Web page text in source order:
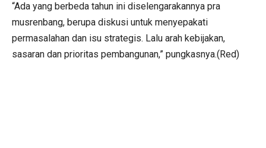
“Ada yang berbeda tahun ini diselengarakannya pra
musrenbang, berupa diskusi untuk menyepakati
permasalahan dan isu strategis. Lalu arah kebijakan,
sasaran dan prioritas pembangunan,” pungkasnya.(Red)